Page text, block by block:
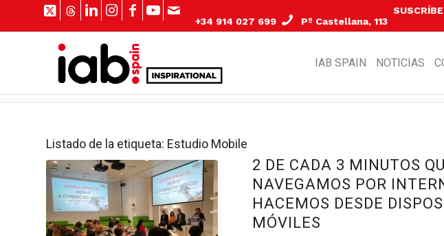
+34 914 027 699
Pº Castellana, 113
IAB SPAIN NOTICIAS
Listado de la etiqueta: Estudio Mobile
2 DE CADA 3 MINUTOS
NAVEGAMOS POR
HACEMOS DESDE
MÓVILES